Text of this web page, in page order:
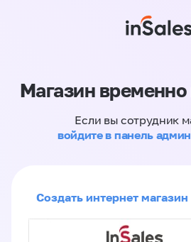
Магазин временно
Если вы сотрудник
войдите в панель
Создать интернет